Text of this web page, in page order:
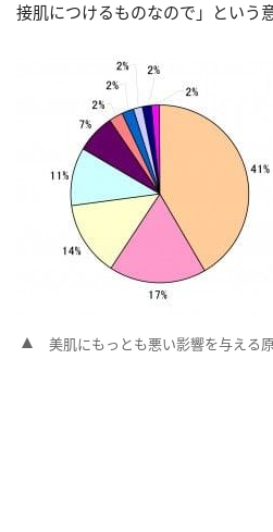
接肌につけるものなので」という
美肌にもっとも悪い影響を与える